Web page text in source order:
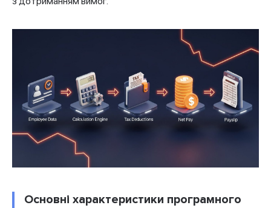
Основні характеристики програмного